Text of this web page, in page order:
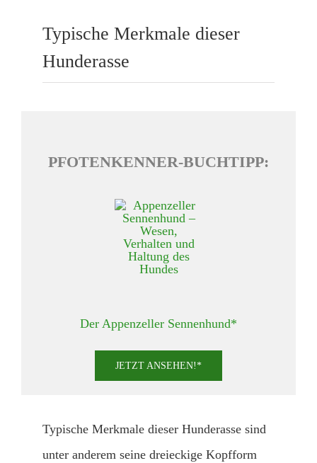
Typische Merkmale dieser
Hunderasse
PFOTENKENNER-BUCHTIPP:
Der Appenzeller Sennenhund*
JETZT ANSEHEN!*
Typische Merkmale dieser Hunderasse sind
unter anderem seine dreieckige Kopfform